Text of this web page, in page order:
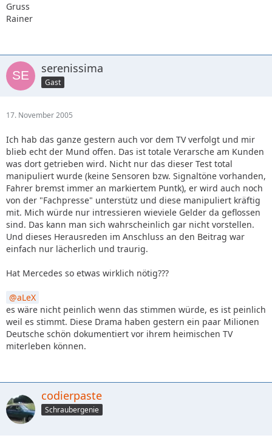
Gruss
Rainer
serenissima
Gast
17. November 2005
Ich hab das ganze gestern auch vor dem TV verfolgt und mir
blieb echt der Mund offen. Das ist totale Verarsche am Kunden
was dort getrieben wird. Nicht nur das dieser Test total
manipuliert wurde (keine Sensoren bzw. Signaltöne vorhanden,
Fahrer bremst immer an markiertem Puntk), er wird auch noch
von der "Fachpresse" unterstütz und diese manipuliert kräftig
mit. Mich würde nur intressieren wieviele Gelder da geflossen
sind. Das kann man sich wahrscheinlich gar nicht vorstellen.
Und dieses Herausreden im Anschluss an den Beitrag war
einfach nur lächerlich und traurig.
Hat Mercedes so etwas wirklich nötig???
aLeX
es wäre nicht peinlich wenn das stimmen würde, es ist peinlich
weil es stimmt. Diese Drama haben gestern ein paar Milionen
Deutsche schön dokumentiert vor ihrem heimischen TV
miterleben können.
codierpaste
Schraubergenie